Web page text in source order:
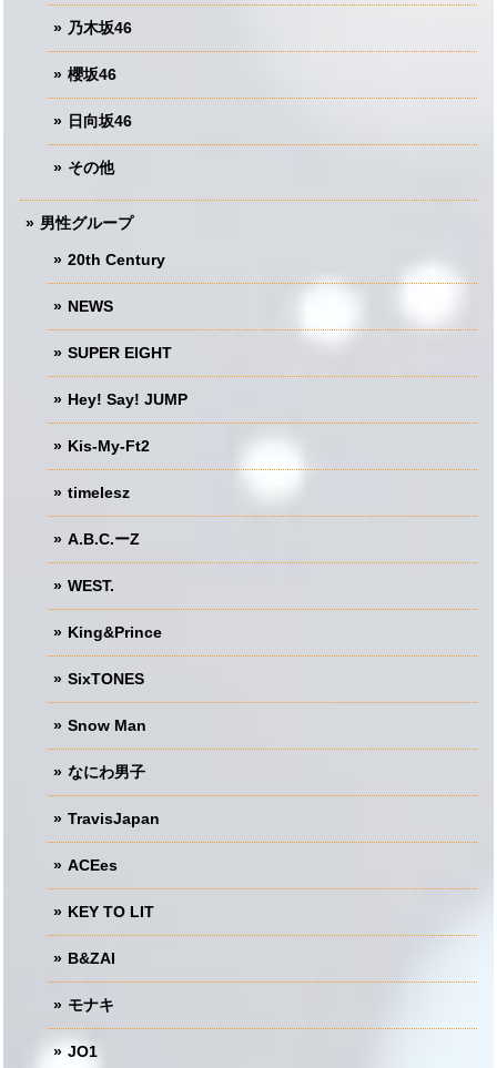
乃木坂46
櫻坂46
日向坂46
その他
男性グループ
20th Century
NEWS
SUPER EIGHT
Hey! Say! JUMP
Kis-My-Ft2
timelesz
A.B.C.ーZ
WEST.
King&Prince
SixTONES
Snow Man
なにわ男子
TravisJapan
ACEes
KEY TO LIT
B&ZAI
モナキ
JO1